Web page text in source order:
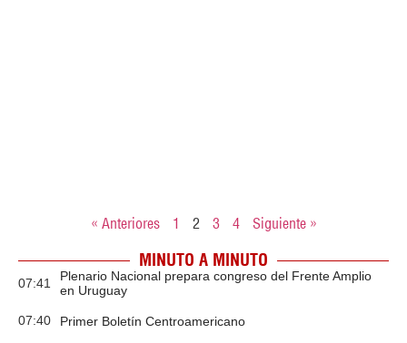
« Anteriores 1 2 3 4 Siguiente »
MINUTO A MINUTO
07:41
Plenario Nacional prepara congreso del Frente Amplio
en Uruguay
07:40 Primer Boletín Centroamericano